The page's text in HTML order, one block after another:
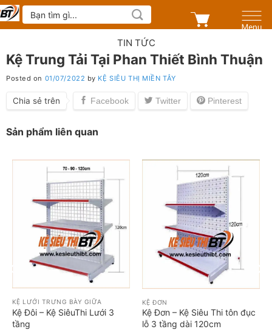
Skip
to
Tìm
kiếm:
TIN TỨC
Kệ Trung Tải Tại Phan Thiết Bình Thuận
Posted on 01/07/2022 by KỆ SIÊU THỊ MIỀN TÂY
Chia sẻ trên
Sản phẩm liên quan
KỆ LƯỚI TRƯNG BÀY GIỮA
Kệ Đôi – Kệ SiêuThi Lưới 3
tầng
KỆ ĐƠN
Kệ Đơn – Kệ Siêu Thi tôn đục
lỗ 3 tầng dài 120cm